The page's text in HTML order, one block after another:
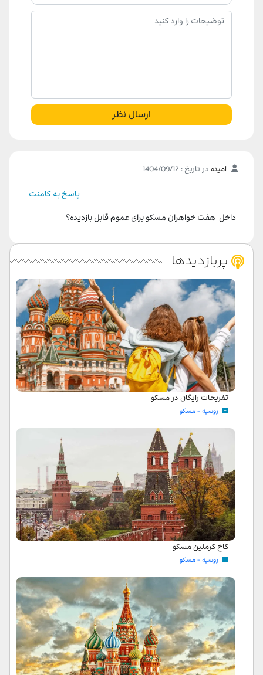
ارسال نظر
امیده در تاریخ : 1404/09/12
پاسخ به کامنت
داخل ٰ هفت خواهران مسکو برای عموم قابل بازدیده؟
پربازدیدها
تفریحات رایگان در مسکو
روسیه - مسکو
کاخ کرملین مسکو
روسیه - مسکو